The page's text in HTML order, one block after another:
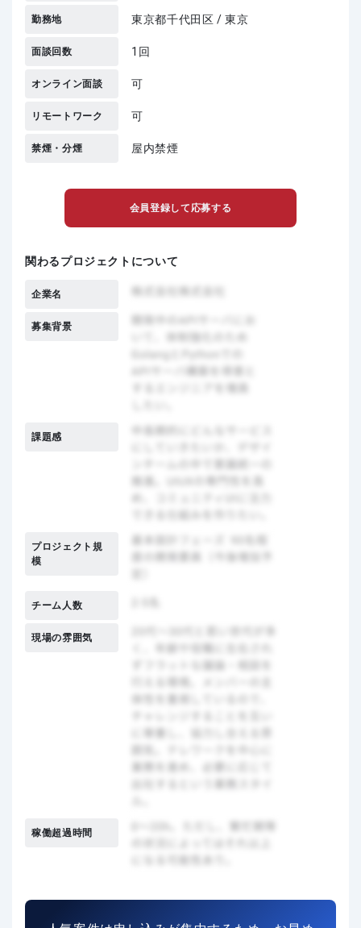
勤務地 東京都千代田区 / 東京
面談回数 1回
オンライン面談 可
リモートワーク 可
禁煙・分煙 屋内禁煙
会員登録して応募する
関わるプロジェクトについて
企業名
募集背景
課題感
プロジェクト規
模
チーム人数
現場の雰囲気
稼働超過時間